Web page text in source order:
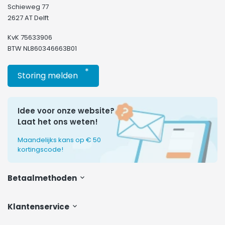
Klantenservice
Schieweg 77
2627 AT Delft
KvK 75633906
BTW NL860346663B01
Storing melden *
Idee voor onze website?
Laat het ons weten!
Maandelijks kans op € 50
kortingscode!
Betaalmethoden